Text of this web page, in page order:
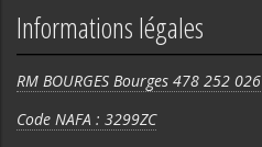
Informations légales
RM BOURGES Bourges 478 252 026
Code NAFA : 3299ZC